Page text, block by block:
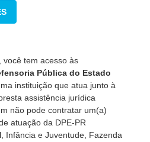
você tem acesso às
Pública do Estado
instituição que atua junto à
assistência jurídica
não pode contratar um(a)
atuação da DPE-PR
Infância e Juventude, Fazenda